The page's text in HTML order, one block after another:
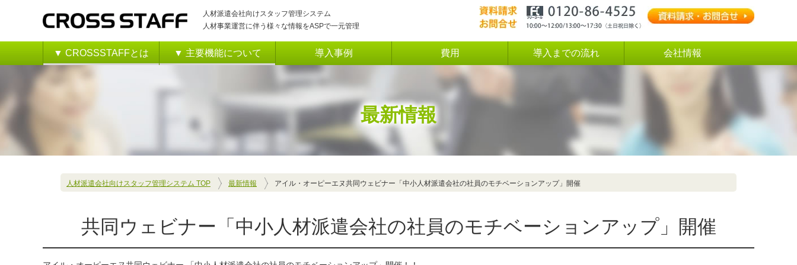
人材派遣会社向けスタッフ管理システム
人材事業運営に伴う様々な情報をASPで一元管理
▼ CROSSSTAFFとは ▼ 主要機能について
派遣契約書の作成・台帳管理
マイページ機能
スタッフ管理
対応履歴
外部連携サービス（クラウドサイン連携・API連携）
導入事例 費用 導入までの流れ 会社情報
最新情報
人材派遣会社向けスタッフ管理システム TOP 最新情報 アイル・オーピーエヌ共同ウェビナー「中小人材派遣会社の社員のモチベーションアップ」開催
共同ウェビナー「中小人材派遣会社の社員のモチベーションアップ」開催